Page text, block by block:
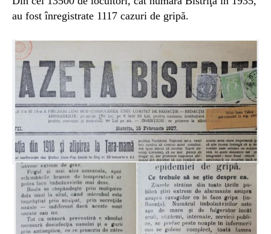
au fost înregistrate 1117 cazuri de gripă.